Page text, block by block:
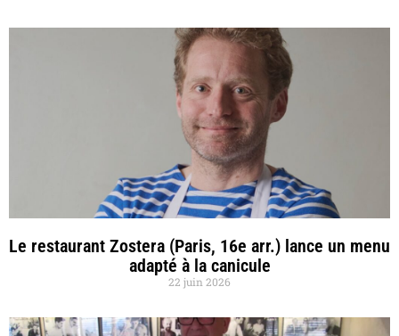
Le restaurant Zostera (Paris, 16e arr.) lance un menu
adapté à la canicule
22 juin 2026